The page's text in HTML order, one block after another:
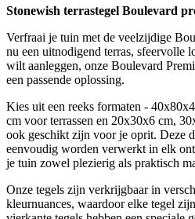
Stonewish terrastegel Boulevard
Verfraai je tuin met de veelzijdige
nu een uitnodigend terras, sfeervolle
wilt aanleggen, onze Boulevard
een passende oplossing.
Kies uit een reeks formaten -
cm voor terrassen en 20x30x6 cm,
ook geschikt zijn voor je oprit. Deze
eenvoudig worden verwerkt in elk
je tuin zowel plezierig als praktisch
Onze tegels zijn verkrijgbaar in
kleurnuances, waardoor elke tegel